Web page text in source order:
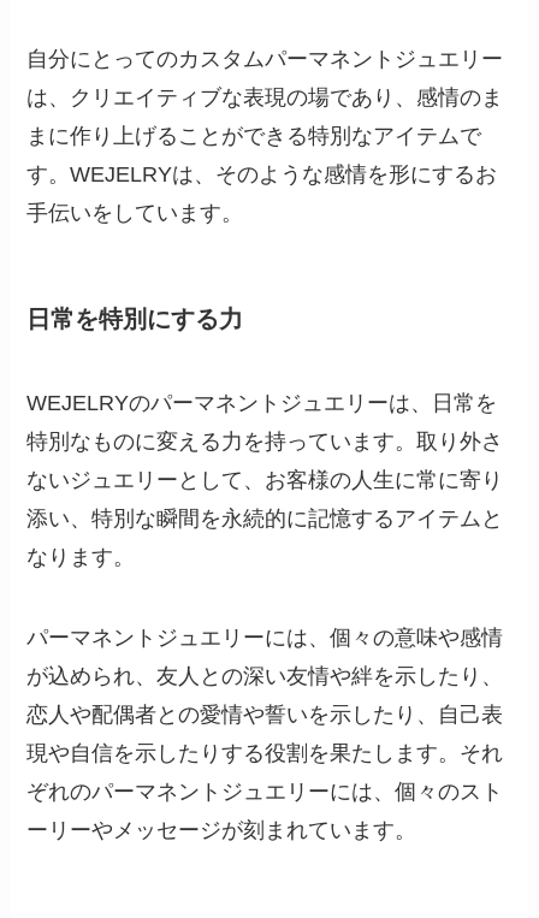
自分にとってのカスタムパーマネントジュエリー
は、クリエイティブな表現の場であり、感情のま
まに作り上げることができる特別なアイテムで
す。WEJELRYは、そのような感情を形にするお
手伝いをしています。
日常を特別にする力
WEJELRYのパーマネントジュエリーは、日常を
特別なものに変える力を持っています。取り外さ
ないジュエリーとして、お客様の人生に常に寄り
添い、特別な瞬間を永続的に記憶するアイテムと
なります。
パーマネントジュエリーには、個々の意味や感情
が込められ、友人との深い友情や絆を示したり、
恋人や配偶者との愛情や誓いを示したり、自己表
現や自信を示したりする役割を果たします。それ
ぞれのパーマネントジュエリーには、個々のスト
ーリーやメッセージが刻まれています。